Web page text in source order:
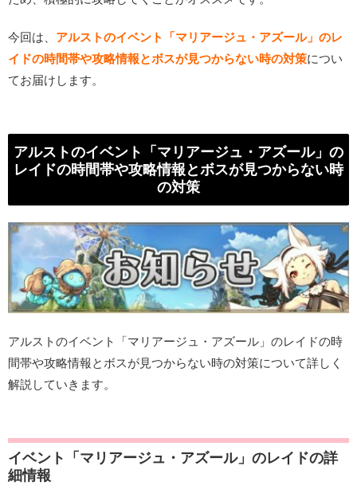
今回は、 アルストのイベント「マリアージュ・アズール」のレ
イドの時間帯や攻略情報とボスが見つからない時の対策につい
てお届けします。
アルストのイベント「マリアージュ・アズール」の
レイドの時間帯や攻略情報とボスが見つからない時
の対策
アルストのイベント「マリアージュ・アズール」のレイドの時
間帯や攻略情報とボスが見つからない時の対策について詳しく
解説していきます。
イベント「マリアージュ・アズール」のレイドの詳
細情報